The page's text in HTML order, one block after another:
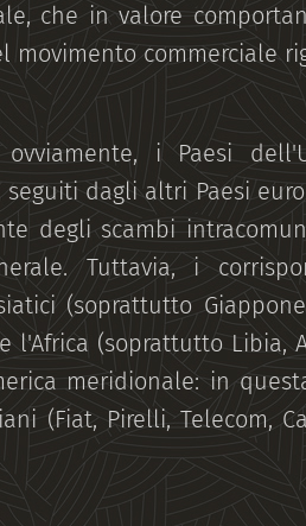
che in valore
commerciale
i Paesi
dagli altri Paesi
degli scambi
Tuttavia, i
(soprattutto
l'Africa (soprattutto Libia,
meridionale: in
(Fiat, Pirelli, Telecom,